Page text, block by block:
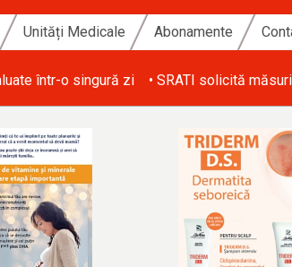
Unități Medicale Abonamente
într-o singură zi • SRATI solicită